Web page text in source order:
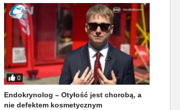
0
Endokrynolog – Otyłość jest chorobą, a
nie defektem kosmetycznym